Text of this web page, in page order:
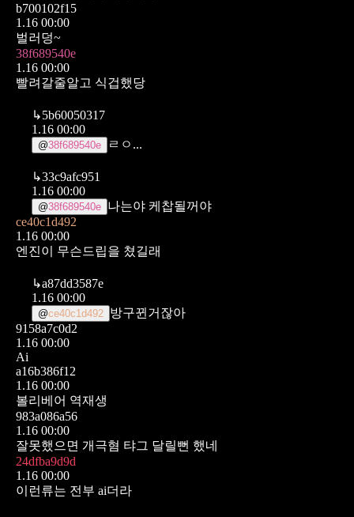
b700102f15
1.16 00:00
벌러덩~
38f689540e
1.16 00:00
빨려갈줄알고 식겁했당
↳5b60050317
1.16 00:00
@38f689540e ㄹㅇ...
↳33c9afc951
1.16 00:00
@38f689540e 나는야 케찹될꺼야
ce40c1d492
1.16 00:00
엔진이 무슨드립을 쳤길래
↳a87dd3587e
1.16 00:00
@ce40c1d492 방구뀐거잖아
9158a7c0d2
1.16 00:00
Ai
a16b386f12
1.16 00:00
볼리베어 역재생
983a086a56
1.16 00:00
잘못했으면 개극혐 탸그 달릴뻔 했네
24dfba9d9d
1.16 00:00
이런류는 전부 ai더라